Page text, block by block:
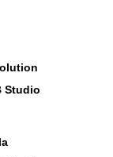
Studio